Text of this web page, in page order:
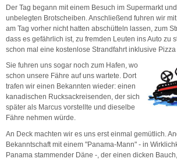
Der Tag begann mit einem Besuch im Supermarkt
unbelegten Brotscheiben. Anschließend fuhren wir
am Tag vorher nicht hatten abschütteln lassen, zum
dass es gefährlich ist, zu fremden Leuten ins Auto zu
schon mal eine kostenlose Strandfahrt inklusive Pizza
Sie fuhren uns sogar noch zum Hafen, wo
schon unsere Fähre auf uns wartete. Dort
trafen wir einen Bekannten wieder: einen
kanadischen Rucksackreisenden, der sich
später als Marcus vorstellte und dieselbe
Fähre nehmen würde.
An Deck machten wir es uns erst einmal gemütlich.
Bekanntschaft mit einem "Panama-Mann" - in
Panama stammender Däne -, der einen dicken